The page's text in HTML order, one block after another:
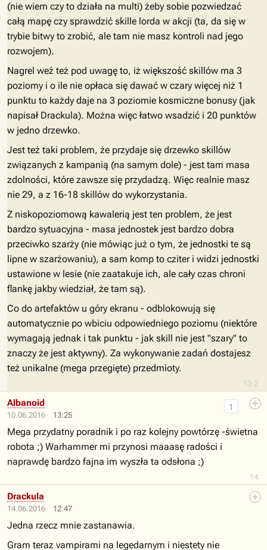
13.2
(nie wiem czy to działa na multi) żeby sobie pozwiedzać
całą mapę czy sprawdzić skille lorda w akcji (ta, da się w
trybie bitwy to zrobić, ale tam nie masz kontroli nad jego
rozwojem).
Nagrel weź też pod uwagę to, iż większość skillów ma 3
poziomy i o ile nie opłaca się dawać w czary więcej niż 1
punktu to każdy daje na 3 poziomie kosmiczne bonusy (jak
napisał Drackula). Można więc łatwo wsadzić i 20 punktów
w jedno drzewko.
Jest też taki problem, że przydaje się drzewko skillów
związanych z kampanią (na samym dole) - jest tam masa
zdolności, które zawsze się przydadzą. Więc realnie masz
nie 29, a z 16-18 skillów do wykorzystania.
Z niskopoziomową kawalerią jest ten problem, że jest
bardzo sytuacyjna - masa jednostek jest bardzo dobra
przeciwko szarży (nie mówiąc już o tym, że jednostki te są
lipne w szarżowaniu), a sam komp to cziter i widzi jednostki
ustawione w lesie (nie zaatakuje ich, ale cały czas chroni
flankę jakby wiedział, że tam są).
Co do artefaktów u góry ekranu - odblokowują się
automatycznie po wbiciu odpowiedniego poziomu (niektóre
wymagają jednak i tak punktu - jak skill nie jest "szary" to
znaczy że jest aktywny). Za wykonywanie zadań dostajesz
też unikalne (mega przegięte) przedmioty.
10.06.2016 13:25
14
1
Albanoid
Mega przydatny poradnik i po raz kolejny powtórzę -świetna
robota ;) Warhammer mi przynosi maaasę radości i
naprawdę bardzo fajna im wyszła ta odsłona ;)
14.06.2016 12:47
Drackula
Jedna rzecz mnie zastanawia.
Gram teraz vampirami na legedarnym i niestety nie